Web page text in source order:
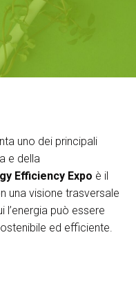
uno dei principali
e della
Efficiency Expo è il
una visione trasversale
l’energia può essere
ed efficiente.